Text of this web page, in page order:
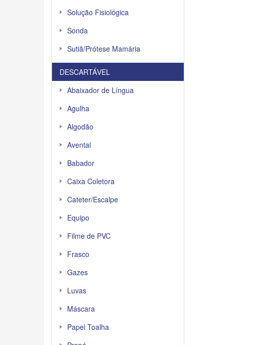
Solução Fisiológica
Sonda
Sutiã/Prótese Mamária
DESCARTÁVEL
Abaixador de Língua
Agulha
Algodão
Avental
Babador
Caixa Coletora
Cateter/Escalpe
Equipo
Filme de PVC
Frasco
Gazes
Luvas
Máscara
Papel Toalha